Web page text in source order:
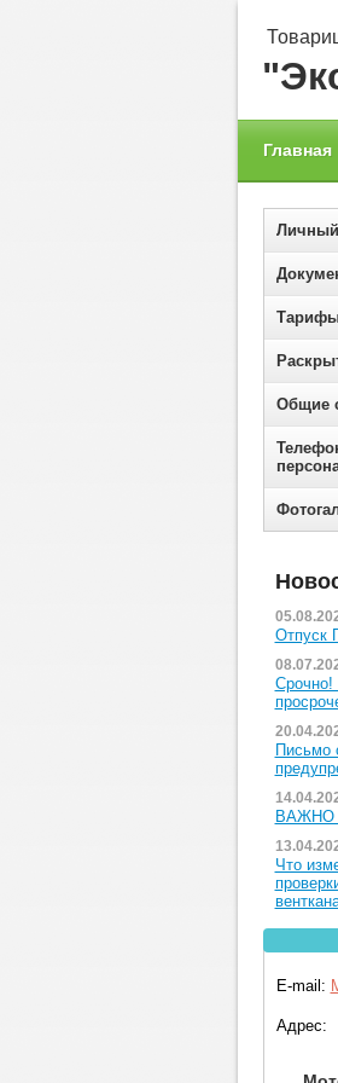
Главная
Личный
Общие
Отпуск
Срочно!
Письмо
ВАЖНО
Что
E-mail:
Адрес: